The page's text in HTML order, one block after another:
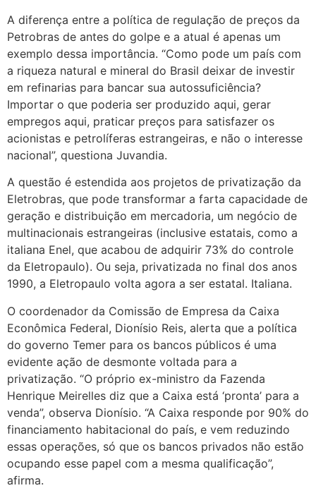
A diferença entre a política de regulação de preços da
Petrobras de antes do golpe e a atual é apenas um
exemplo dessa importância. “Como pode um país com
a riqueza natural e mineral do Brasil deixar de investir
em refinarias para bancar sua autossuficiência?
Importar o que poderia ser produzido aqui, gerar
empregos aqui, praticar preços para satisfazer os
acionistas e petrolíferas estrangeiras, e não o interesse
nacional”, questiona Juvandia.
A questão é estendida aos projetos de privatização da
Eletrobras, que pode transformar a farta capacidade de
geração e distribuição em mercadoria, um negócio de
multinacionais estrangeiras (inclusive estatais, como a
italiana Enel, que acabou de adquirir 73% do controle
da Eletropaulo). Ou seja, privatizada no final dos anos
1990, a Eletropaulo volta agora a ser estatal. Italiana.
O coordenador da Comissão de Empresa da Caixa
Econômica Federal, Dionísio Reis, alerta que a política
do governo Temer para os bancos públicos é uma
evidente ação de desmonte voltada para a
privatização. “O próprio ex-ministro da Fazenda
Henrique Meirelles diz que a Caixa está ‘pronta’ para a
venda”, observa Dionísio. “A Caixa responde por 90% do
financiamento habitacional do país, e vem reduzindo
essas operações, só que os bancos privados não estão
ocupando esse papel com a mesma qualificação”,
afirma.